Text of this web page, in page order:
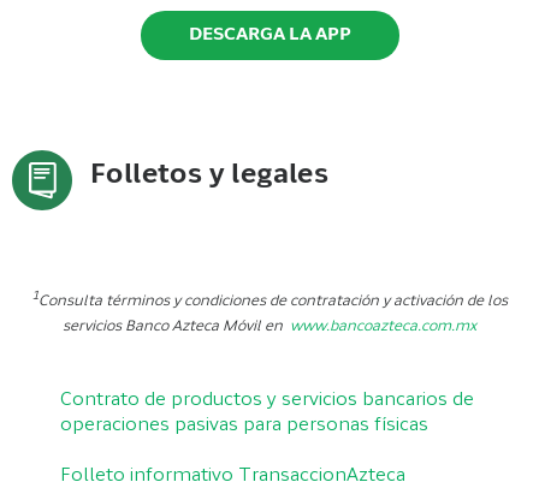
DESCARGA LA APP
Folletos y legales
1Consulta términos y condiciones de contratación y activación de los
servicios Banco Azteca Móvil en www.bancoazteca.com.mx
Contrato de productos y servicios bancarios de
operaciones pasivas para personas físicas
Folleto informativo TransaccionAzteca